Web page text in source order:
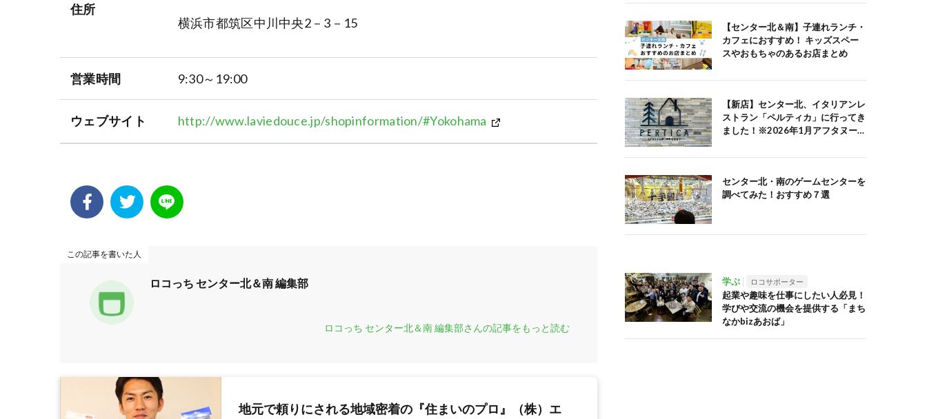
住所
横浜市都筑区中川中央2－3－15
営業時間 9:30～19:00
ウェブサイト http://www.laviedouce.jp/shopinformation/#Yokohama
この記事を書いた人
ロコっち センター北＆南 編集部
ロコっち センター北＆南 編集部さんの記事をもっと読む
地元で頼りにされる地域密着の『住まいのプロ』（株）エ
【センター北＆南】子連れランチ・
カフェにおすすめ！ キッズスペー
スやおもちゃのあるお店まとめ
【新店】センター北、イタリアンレ
ストラン「ペルティカ」に行ってき
ました！※2026年1月アフタヌーン
センター北・南のゲームセンターを
調べてみた！おすすめ７選
学ぶ ロコサポーター
起業や趣味を仕事にしたい人必見！
学びや交流の機会を提供する「まち
なかbizあおば」